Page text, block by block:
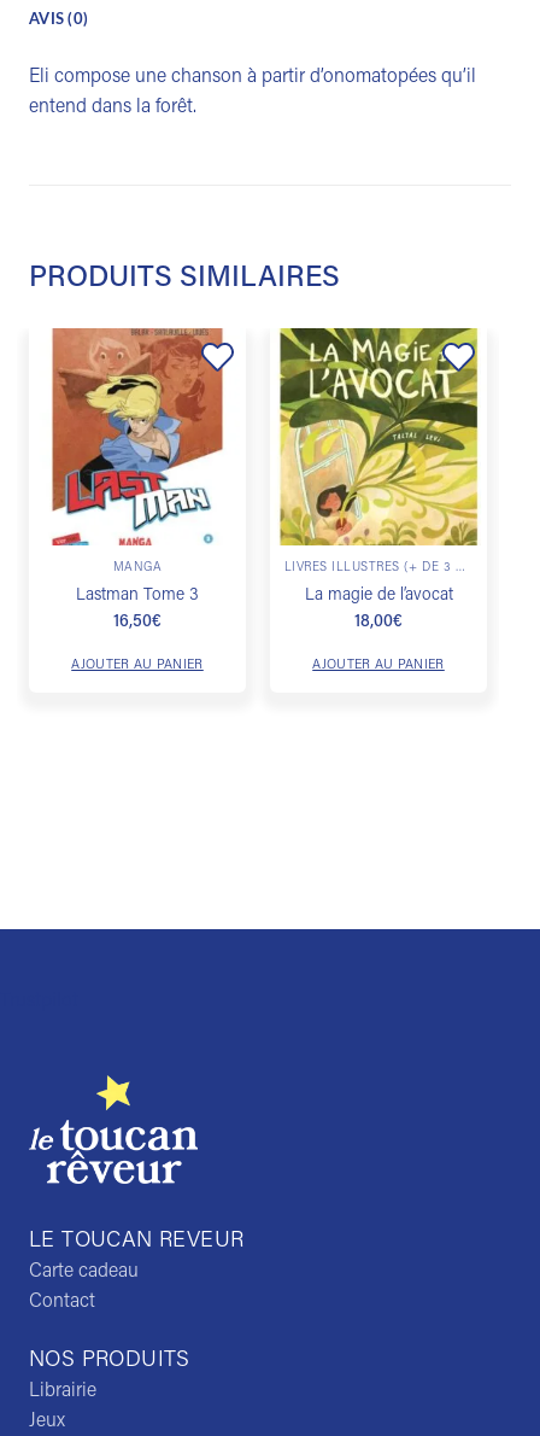
AVIS (0)
Eli compose une chanson à partir d’onomatopées qu’il
entend dans la forêt.
PRODUITS SIMILAIRES
Ajouter
liste de
MANGA
Lastman Tome 3
16,50€
AJOUTER AU PANIER
Ajouter
à la
liste de
souhaits
LIVRES ILLUSTRÉS (+ DE 3 ANS)
La magie de l’avocat
18,00€
AJOUTER AU PANIER
NOS PRODUITS
Librairie
Jeux
LE TOUCAN REVEUR
Carte cadeau
Contact